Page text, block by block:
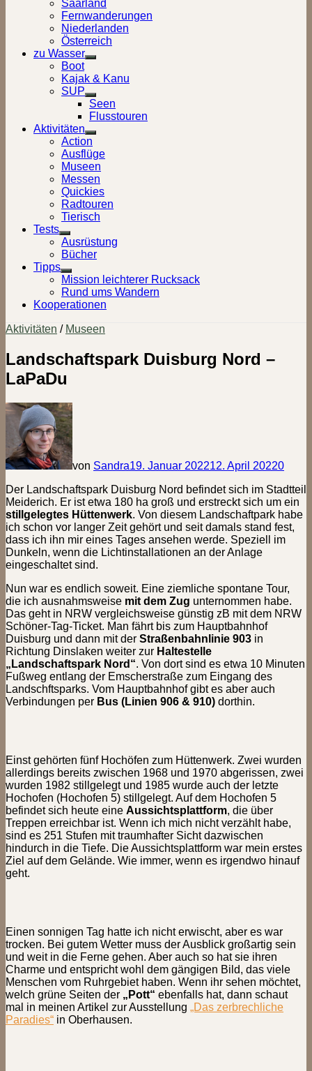
Saarland
Fernwanderungen
Niederlanden
Österreich
zu Wasser
Show
sub
menu
Boot
Kajak & Kanu
SUP
Show
sub
menu
Seen
Flusstouren
Aktivitäten
Show
sub
menu
Action
Ausflüge
Museen
Messen
Quickies
Radtouren
Tierisch
Tests
Show
sub
menu
Ausrüstung
Bücher
Tipps
Show
sub
menu
Mission leichterer Rucksack
Rund ums Wandern
Kooperationen
Aktivitäten / Museen
Landschaftspark Duisburg Nord –
LaPaDu
von Sandra19. Januar 202212. April 20220
Der Landschaftspark Duisburg Nord befindet sich im Stadtteil
Meiderich. Er ist etwa 180 ha groß und erstreckt sich um ein
stillgelegtes Hüttenwerk. Von diesem Landschaftpark habe
ich schon vor langer Zeit gehört und seit damals stand fest,
dass ich ihn mir eines Tages ansehen werde. Speziell im
Dunkeln, wenn die Lichtinstallationen an der Anlage
eingeschaltet sind.
Nun war es endlich soweit. Eine ziemliche spontane Tour,
die ich ausnahmsweise mit dem Zug unternommen habe.
Das geht in NRW vergleichsweise günstig zB mit dem NRW
Schöner-Tag-Ticket. Man fährt bis zum Hauptbahnhof
Duisburg und dann mit der Straßenbahnlinie 903 in
Richtung Dinslaken weiter zur Haltestelle
„Landschaftspark Nord“. Von dort sind es etwa 10 Minuten
Fußweg entlang der Emscherstraße zum Eingang des
Landschftsparks. Vom Hauptbahnhof gibt es aber auch
Verbindungen per Bus (Linien 906 & 910) dorthin.
Einst gehörten fünf Hochöfen zum Hüttenwerk. Zwei wurden
allerdings bereits zwischen 1968 und 1970 abgerissen, zwei
wurden 1982 stillgelegt und 1985 wurde auch der letzte
Hochofen (Hochofen 5) stillgelegt. Auf dem Hochofen 5
befindet sich heute eine Aussichtsplattform, die über
Treppen erreichbar ist. Wenn ich mich nicht verzählt habe,
sind es 251 Stufen mit traumhafter Sicht dazwischen
hindurch in die Tiefe. Die Aussichtsplattform war mein erstes
Ziel auf dem Gelände. Wie immer, wenn es irgendwo hinauf
geht.
Einen sonnigen Tag hatte ich nicht erwischt, aber es war
trocken. Bei gutem Wetter muss der Ausblick großartig sein
und weit in die Ferne gehen. Aber auch so hat sie ihren
Charme und entspricht wohl dem gängigen Bild, das viele
Menschen vom Ruhrgebiet haben. Wenn ihr sehen möchtet,
welch grüne Seiten der „Pott“ ebenfalls hat, dann schaut
mal in meinen Artikel zur Ausstellung „Das zerbrechliche
Paradies“ in Oberhausen.